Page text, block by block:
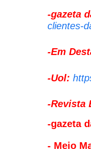
-gazeta
clientes-
-Em
-Uol:
-Revista
-gazeta
- Meio